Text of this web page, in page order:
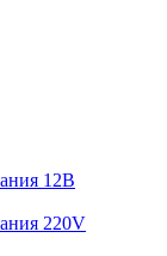
12В
220V